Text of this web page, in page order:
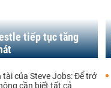
tiếp tục tăng
của Steve Jobs: Để trở
cần biết tất cả